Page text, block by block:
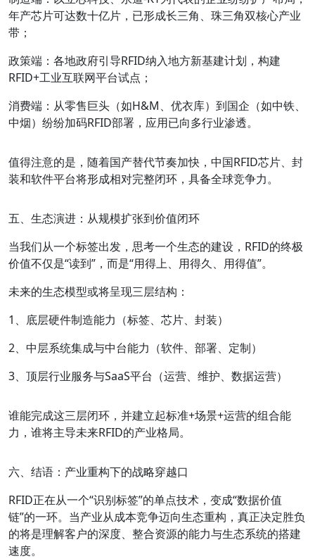
年产芯片可达数十亿片，已形成长三角、珠三角双核心产业
带；
政策端 ：各地政府引导RFID纳入地方新基建计划，构建
RFID+工业互联网平台试点；
消费端 ：从零售巨头（如H&M、优衣库）到国企（如中铁、
中烟）纷纷加码RFID部署，应用已向多行业渗透。
值得注意的是，随着国产替代节奏加快，中国RFID芯片、封
装和软件平台将形成相对完整闭环，具备全球竞争力。
五、生态演进：从规模扩张到价值闭环
当我们从一个标签出发，思考一个生态的建设，RFID的终极
价值不仅是“读到”，而是“用得上、用得久、用得值”。
未来的生态模型或将呈现三层结构：
1、底层硬件制造能力（标签、芯片、封装）
2、中层系统集成与中台能力（软件、部署、定制）
3、顶层行业服务与SaaS平台（运营、维护、数据运营）
谁能完成这三层闭环，并建立起标准+场景+运营的组合能
力，谁将主导未来RFID的产业格局。
六、结语：产业重构下的战略穿越口
RFID正在从一个“识别标签”的单点技术，变成“数据价值
链”的一环。当产业从成本竞争迈向生态重构，真正决定胜负
的将是理解客户的深度、整合资源的能力与生态系统的搭建
速度。